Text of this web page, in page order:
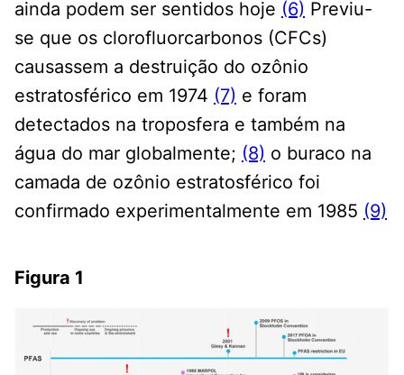
ainda podem ser sentidos hoje (6) Previu-
se que os clorofluorcarbonos (CFCs)
causassem a destruição do ozônio
estratosférico em 1974 (7) e foram
detectados na troposfera e também na
água do mar globalmente; (8) o buraco na
camada de ozônio estratosférico foi
confirmado experimentalmente em 1985 (9)
Figura 1